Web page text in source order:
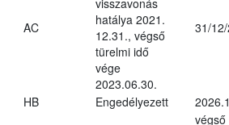
AC
visszavonás
hatálya 2021.
12.31., végső
türelmi idő
vége
2023.06.30.
31/
HB Engedélyezett
végső